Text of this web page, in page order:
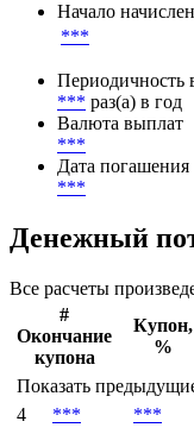
Начало
***
Периодичность
*** раз(а) в год
Валюта выплат
***
Дата погашения
***
Денежный
Все расчеты
#
Окончание
купона
Купон,
%
Показать
4
*** ***